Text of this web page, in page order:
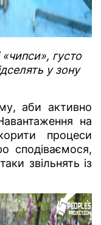
густо
у зону
аби активно
на
процеси
сподіваємося,
звільнять із